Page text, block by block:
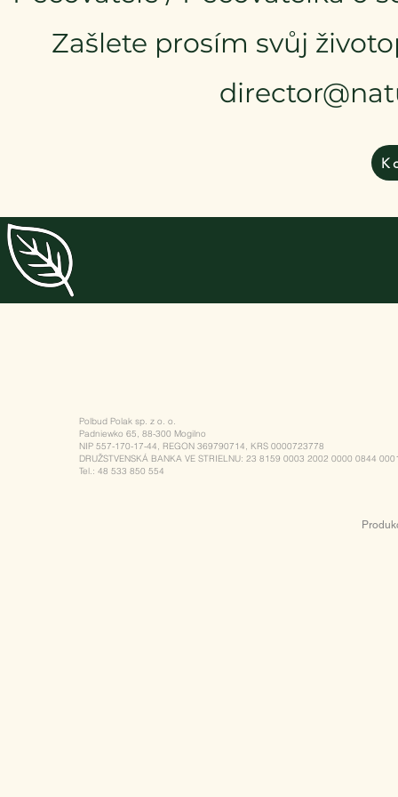
Zašlete prosím svůj
Polbud Polak sp. z o. o.
Padniewko 65, 88-300 Mogilno
NIP 557-170-17-44, REGON 369790714, KRS 0000723778
DRUŽSTVENSKÁ BANKA VE STRIELNU: 23 8159 0003 2002 0000 0844
Tel.: 48 533 850 554